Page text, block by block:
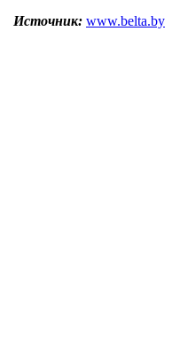
Источник: www.belta.by